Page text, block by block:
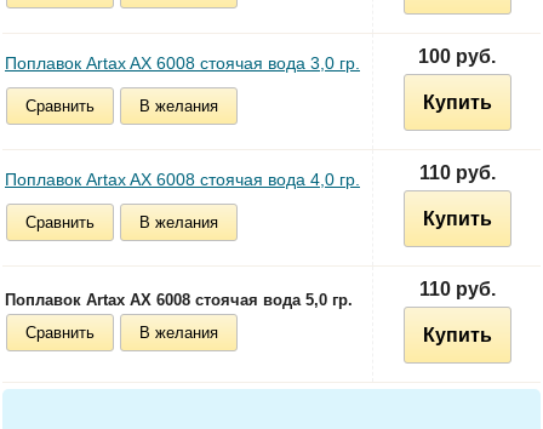
Поплавок Artax AX 6008 стоячая вода 3,0 гр.
Сравнить В желания
100 руб.
Купить
Поплавок Artax AX 6008 стоячая вода 4,0 гр.
Сравнить В желания
110 руб.
Купить
Поплавок Artax AX 6008 стоячая вода 5,0 гр.
Сравнить
В желания
110 руб.
Купить